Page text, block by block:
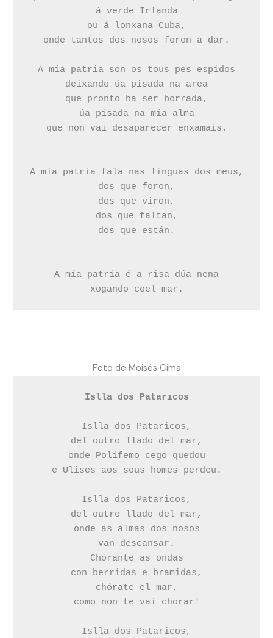
á verde Irlanda
ou á lonxana Cuba,
onde tantos dos nosos foron a dar.
A mía patria son os tous pes espidos
deixando úa pisada na area
que pronto ha ser borrada,
úa pisada na mía alma
que non vai desaparecer enxamais.
A mía patria fala nas linguas dos meus,
dos que foron,
dos que viron,
dos que faltan,
dos que están.
A mía patria é a risa dúa nena
xogando coel mar.
Foto de Moisés Cima
Islla dos Pataricos
Islla dos Pataricos,
del outro llado del mar,
onde Polifemo cego quedou
e Ulises aos sous homes perdeu.
Islla dos Pataricos,
del outro llado del mar,
onde as almas dos nosos
van descansar.
Chórante as ondas
con berridas e bramidas,
chórate el mar,
como non te vai chorar!
Islla dos Pataricos,